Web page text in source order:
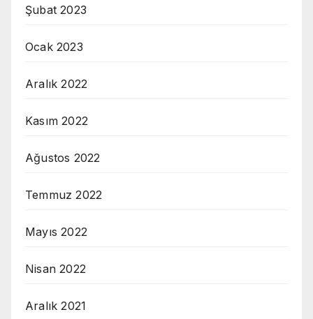
Şubat 2023
Ocak 2023
Aralık 2022
Kasım 2022
Ağustos 2022
Temmuz 2022
Mayıs 2022
Nisan 2022
Aralık 2021